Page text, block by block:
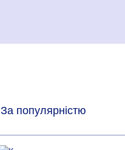
За популярністю